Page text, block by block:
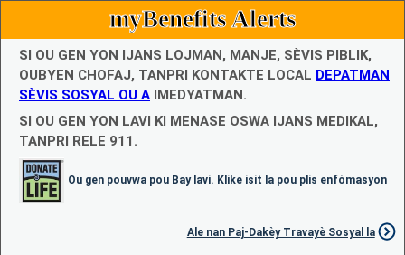
myBenefits Alerts
SI OU GEN YON IJANS LOJMAN, MANJE, SÈVIS PIBLIK,
OUBYEN CHOFAJ, TANPRI KONTAKTE LOCAL DEPATMAN
SÈVIS SOSYAL OU A IMEDYATMAN.
SI OU GEN YON LAVI KI MENASE OSWA IJANS MEDIKAL,
TANPRI RELE 911.
Ou gen pouvwa pou Bay lavi. Klike isit la pou plis enfòmasyon
Ale nan Paj-Dakèy Travayè Sosyal la